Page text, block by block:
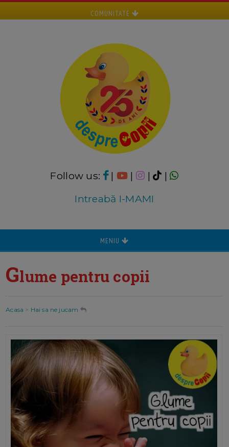
COMUNITATE
Follow us: | | |
|
Intreabă I-MAMI
MENIU
Glume pentru copii
Acasa > Hai sa ne jucam